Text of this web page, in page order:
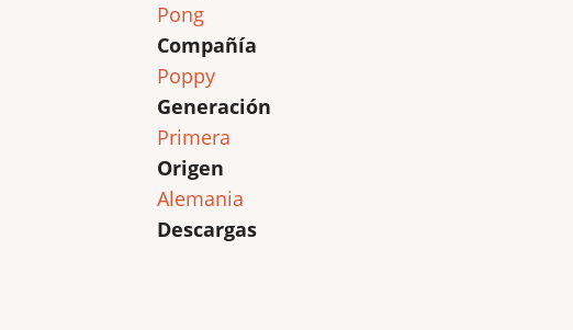
Pong
Compañía
Poppy
Generación
Primera
Origen
Alemania
Descargas